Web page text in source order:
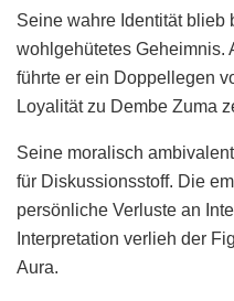
Seine wahre Identität blieb
wohlgehütetes Geheimnis.
führte er ein Doppellegen
Loyalität zu Dembe Zuma
Seine moralisch
für Diskussionsstoff. Die
persönliche Verluste an
Interpretation verlieh der
Aura.